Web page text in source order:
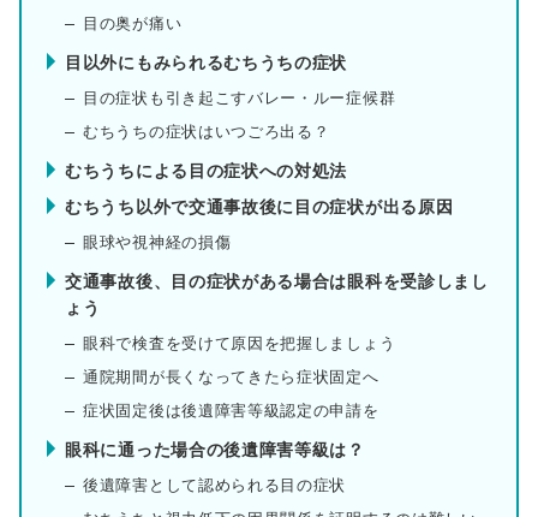
目の奥が痛い
目以外にもみられるむちうちの症状
目の症状も引き起こすバレー・ルー症候群
むちうちの症状はいつごろ出る？
むちうちによる目の症状への対処法
むちうち以外で交通事故後に目の症状が出る原因
眼球や視神経の損傷
交通事故後、目の症状がある場合は眼科を受診しまし
ょう
眼科で検査を受けて原因を把握しましょう
通院期間が長くなってきたら症状固定へ
症状固定後は後遺障害等級認定の申請を
眼科に通った場合の後遺障害等級は？
後遺障害として認められる目の症状